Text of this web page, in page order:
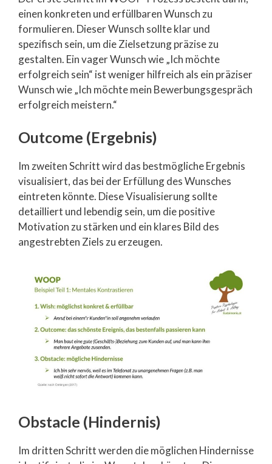
einen konkreten und erfüllbaren Wunsch zu
formulieren. Dieser Wunsch sollte klar und
spezifisch sein, um die Zielsetzung präzise zu
gestalten. Ein vager Wunsch wie „Ich möchte
erfolgreich sein“ ist weniger hilfreich als ein präziser
Wunsch wie „Ich möchte mein Bewerbungsgespräch
erfolgreich meistern.“
Outcome (Ergebnis)
Im zweiten Schritt wird das bestmögliche Ergebnis
visualisiert, das bei der Erfüllung des Wunsches
eintreten könnte. Diese Visualisierung sollte
detailliert und lebendig sein, um die positive
Motivation zu stärken und ein klares Bild des
angestrebten Ziels zu erzeugen.
Obstacle (Hindernis)
Im dritten Schritt werden die möglichen Hindernisse